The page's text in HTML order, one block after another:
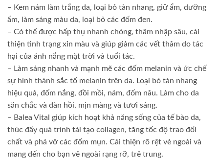
– Kem nám làm trắng da, loại bỏ tàn nhang, giữ ẩm, dưỡng
ẩm, làm sáng màu da, loại bỏ các đốm đen.
– Có thể được hấp thụ nhanh chóng, thâm nhập sâu, cải
thiện tình trạng xỉn màu và giúp giảm các vết thâm do tác
hại của ánh nắng mặt trời và tuổi tác.
– Làm sáng nhanh và mạnh mẽ các đốm melanin và ức chế
sự hình thành sắc tố melanin trên da. Loại bỏ tàn nhang
hiệu quả, đốm nắng, đồi mồi, nám, đốm nâu. Làm cho da
săn chắc và đàn hồi, mịn màng và tươi sáng.
– Balea Vital giúp kích hoạt khả năng sống của tế bào da,
thúc đẩy quá trình tái tạo collagen, tăng tốc độ trao đổi
chất và phá vỡ các đốm mụn. Cải thiện rõ rệt vẻ ngoài và
mang đến cho bạn vẻ ngoài rạng rỡ, trẻ trung.